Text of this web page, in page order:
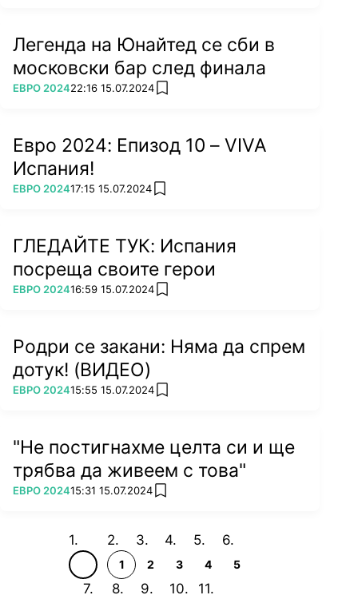
4. Юсуф Поулсен (Дания)
На старта на участието си на предишното
Кристиан Ериксен, който колабира на терена и
претърпява сърдечен арест.
Датчаните са решени да се борят за мястото
Поулсен открива резултата в него след
хладнокръвно изпълнение 1.39 мин. след
началото му. Все пак отборът на Роберто
Легенда на Юнайтед се сби в
московски бар след финала
ПОВЕЧЕ ОТ
ЕВРО 202422:16 15.07.2024 add favorites
Евро 2024: Епизод 10 – VIVA
Испания!
ПОВЕЧЕ ОТ
ЕВРО 202417:15 15.07.2024 add favorites
ГЛЕДАЙТЕ ТУК: Испания
посреща своите герои
ПОВЕЧЕ ОТ
ЕВРО 202416:59 15.07.2024 add favorites
Родри се закани: Няма да спрем
дотук! (ВИДЕО)
ПОВЕЧЕ ОТ
ЕВРО 202415:55 15.07.2024 add favorites
"Не постигнахме целта си и ще
трябва да живеем с това"
ПОВЕЧЕ ОТ
ЕВРО 202415:31 15.07.2024 add favorites
1 2 3 4 5